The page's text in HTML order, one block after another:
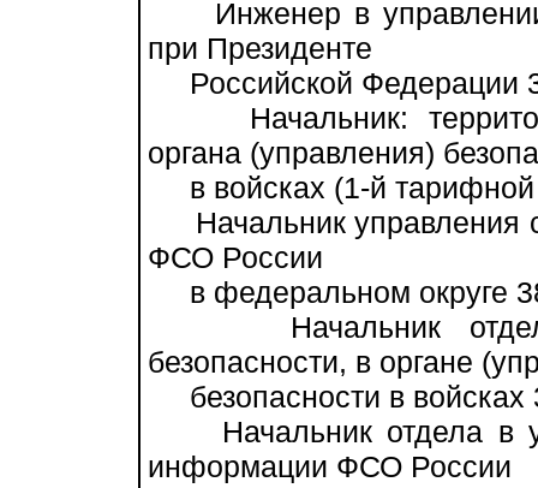
Инженер в управлении
при Президенте
Российской Федерации
Начальник:
органа (управления)
в войсках (1-й тарифной
Начальник управления
ФСО России
в федеральном округе
Начальник отдела:
безопасности, в органе
безопасности в войсках
Начальник отдела в
информации ФСО России